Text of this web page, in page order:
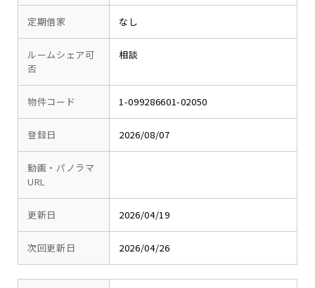
定期借家 なし
ルームシェア可
否
相談
物件コード 1-099286601-02050
登録日 2026/08/07
動画・パノラマ
URL
更新日 2026/04/19
次回更新日 2026/04/26